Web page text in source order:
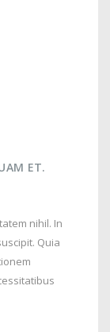
ET.
nihil. In
Quia